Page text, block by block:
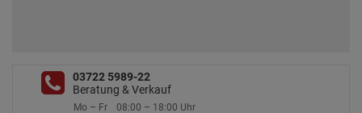
03722 5989-22
Beratung & Verkauf
Mo – Fr 08:00 – 18:00 Uhr